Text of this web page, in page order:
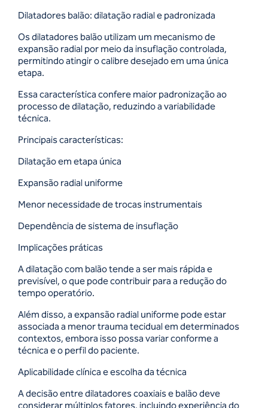
Dilatadores balão: dilatação radial e padronizada
Os dilatadores balão utilizam um mecanismo de
expansão radial por meio da insuflação controlada,
permitindo atingir o calibre desejado em uma única
etapa.
Essa característica confere maior padronização ao
processo de dilatação, reduzindo a variabilidade
técnica.
Principais características:
Dilatação em etapa única
Expansão radial uniforme
Menor necessidade de trocas instrumentais
Dependência de sistema de insuflação
Implicações práticas
A dilatação com balão tende a ser mais rápida e
previsível, o que pode contribuir para a redução do
tempo operatório.
Além disso, a expansão radial uniforme pode estar
associada a menor trauma tecidual em determinados
contextos, embora isso possa variar conforme a
técnica e o perfil do paciente.
Aplicabilidade clínica e escolha da técnica
A decisão entre dilatadores coaxiais e balão deve
considerar múltiplos fatores, incluindo experiência do